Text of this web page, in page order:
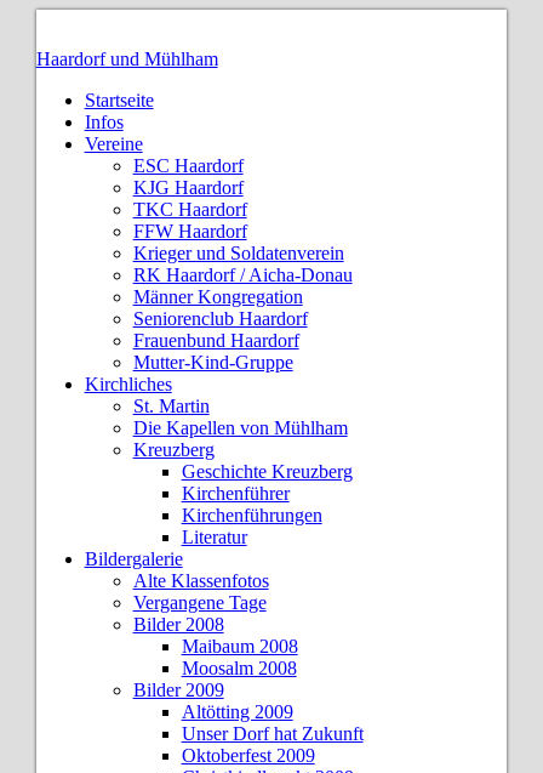
Haardorf und Mühlham
Startseite
Infos
Vereine
ESC Haardorf
KJG Haardorf
TKC Haardorf
FFW Haardorf
Krieger und Soldatenverein
RK Haardorf / Aicha-Donau
Männer Kongregation
Seniorenclub Haardorf
Frauenbund Haardorf
Mutter-Kind-Gruppe
Kirchliches
St. Martin
Die Kapellen von Mühlham
Kreuzberg
Geschichte Kreuzberg
Kirchenführer
Kirchenführungen
Literatur
Bildergalerie
Alte Klassenfotos
Vergangene Tage
Bilder 2008
Maibaum 2008
Moosalm 2008
Bilder 2009
Altötting 2009
Unser Dorf hat Zukunft
Oktoberfest 2009